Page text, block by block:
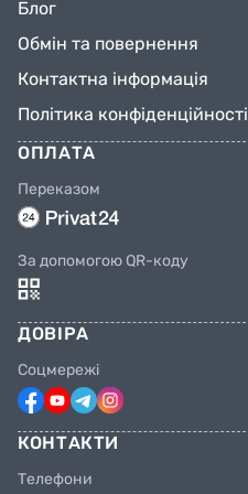
Блог
Обмін та повернення
Контактна інформація
Політика конфіденційності
ОПЛАТА
Переказом
За допомогою QR-коду
ДОВІРА
Соцмережі
КОНТАКТИ
Телефони